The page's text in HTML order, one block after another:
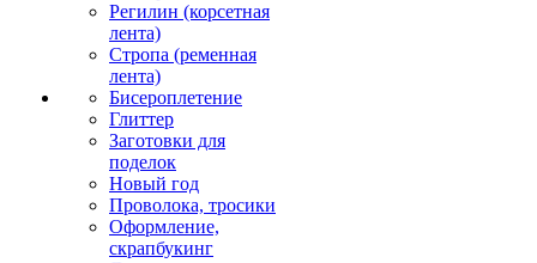
Регилин (корсетная
лента)
Стропа (ременная
лента)
Бисероплетение
Глиттер
Заготовки для
поделок
Новый год
Проволока, тросики
Оформление,
скрапбукинг